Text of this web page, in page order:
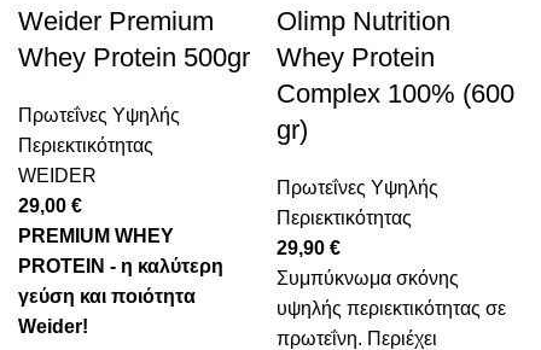
Weider Premium
Whey Protein 500gr
Πρωτεΐνες Υψηλής
Περιεκτικότητας
WEIDER
29,00 €
PREMIUM WHEY
PROTEIN - η καλύτερη
γεύση και ποιότητα
Weider!
Olimp Nutrition
Whey Protein
Complex 100% (600
gr)
Πρωτεΐνες Υψηλής
Περιεκτικότητας
29,90 €
Συμπύκνωμα σκόνης
υψηλής περιεκτικότητας σε
πρωτεΐνη. Περιέχει